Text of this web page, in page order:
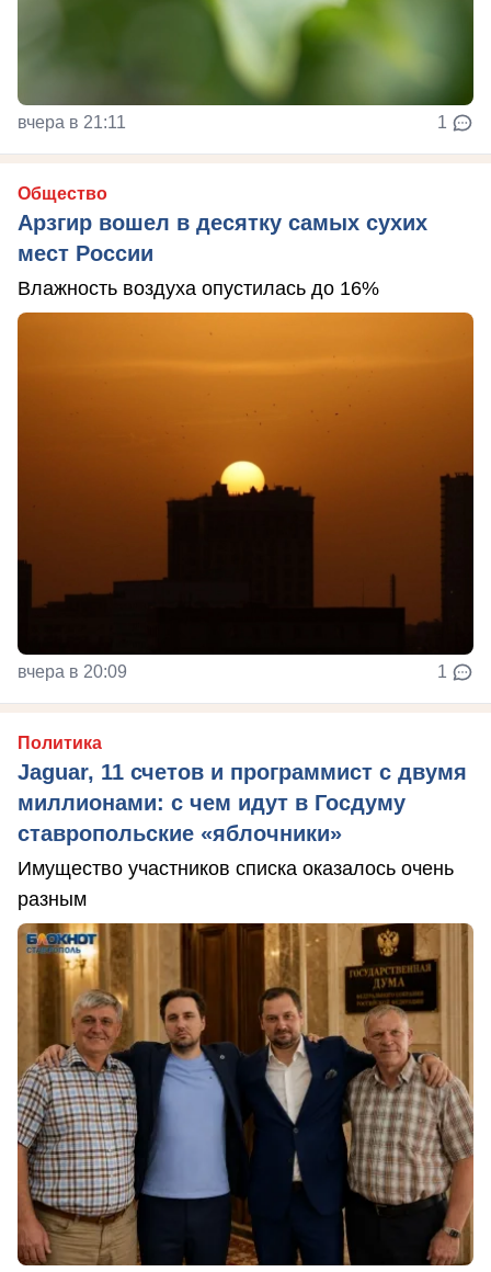
вчера в 21:11 1
Общество
Арзгир вошел в десятку самых сухих
мест России
Влажность воздуха опустилась до 16%
вчера в 20:09 1
Политика
Jaguar, 11 счетов и программист с двумя
миллионами: с чем идут в Госдуму
ставропольские «яблочники»
Имущество участников списка оказалось очень
разным